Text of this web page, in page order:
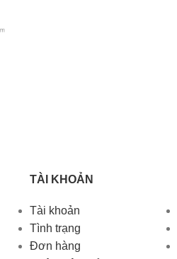
TÀI KHOẢN
Tài khoản
Tình trạng
Đơn hàng